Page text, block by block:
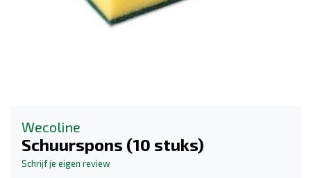
Wecoline
Schuurspons (10 stuks)
Schrijf je eigen review